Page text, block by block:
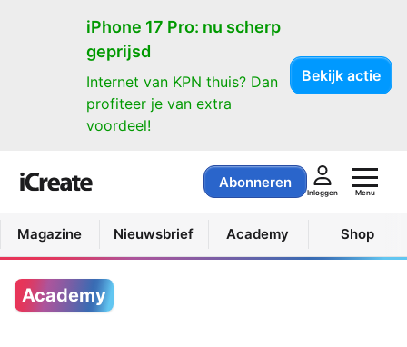
iPhone 17 Pro: nu scherp
geprijsd
Internet van KPN thuis? Dan
profiteer je van extra
voordeel!
Bekijk actie
Abonneren
Inloggen Menu
Magazine Nieuwsbrief Academy Shop
Academy